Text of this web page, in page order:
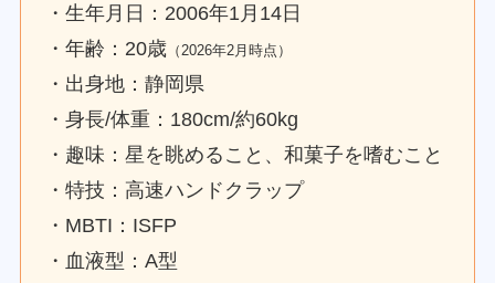
・生年月日：2006年1月14日
・年齢：20歳 （2026年2月時点）
・出身地：静岡県
・身長/体重：180cm/約60kg
・趣味：星を眺めること、和菓子を嗜むこと
・特技：高速ハンドクラップ
・MBTI：ISFP
・血液型：A型